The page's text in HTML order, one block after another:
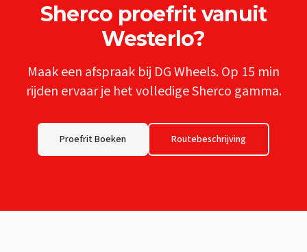
Sherco proefrit vanuit
Westerlo?
Maak een afspraak bij DG Wheels. Op 15 min
rijden ervaar je het volledigeSherco gamma.
Proefrit Boeken Routebeschrijving